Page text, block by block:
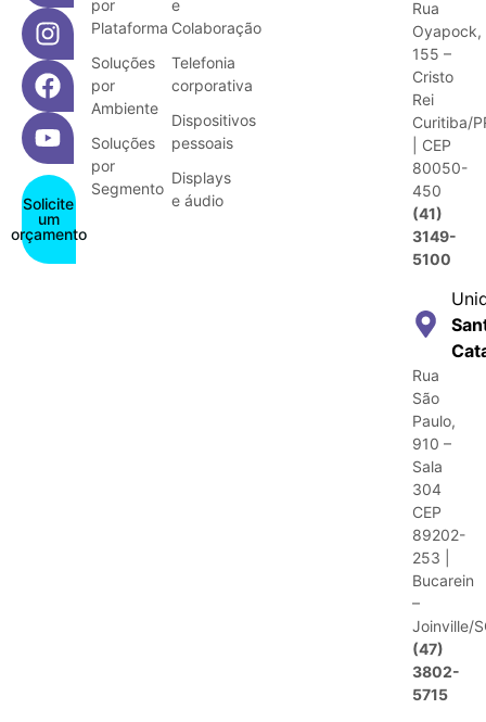
Solicite
um
orçamento
por
Plataforma
Soluções
por
Ambiente
Soluções
por
Segmento
e
Colaboração
Telefonia
corporativa
Dispositivos
pessoais
Displays
e áudio
Rua
Oyapock,
155 –
Cristo
Rei
Curitiba/
| CEP
80050-
450
(41)
3149-
5100
Rua
São
Paulo,
910 –
Sala
304
CEP
89202-
253 |
Bucarein
–
Joinville/
(47)
3802-
5715